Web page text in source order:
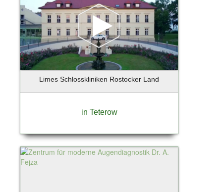
Limes Schlosskliniken Rostocker Land
in Teterow